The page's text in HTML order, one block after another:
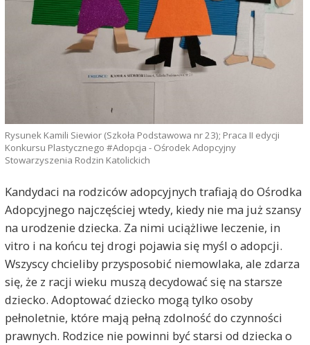
Rysunek Kamili Siewior (Szkoła Podstawowa nr 23); Praca II edycji
Konkursu Plastycznego #Adopcja - Ośrodek Adopcyjny
Stowarzyszenia Rodzin Katolickich
Kandydaci na rodziców adopcyjnych trafiają do Ośrodka
Adopcyjnego najczęściej wtedy, kiedy nie ma już szansy
na urodzenie dziecka. Za nimi uciążliwe leczenie, in
vitro i na końcu tej drogi pojawia się myśl o adopcji.
Wszyscy chcieliby przysposobić niemowlaka, ale zdarza
się, że z racji wieku muszą decydować się na starsze
dziecko. Adoptować dziecko mogą tylko osoby
pełnoletnie, które mają pełną zdolność do czynności
prawnych. Rodzice nie powinni być starsi od dziecka o